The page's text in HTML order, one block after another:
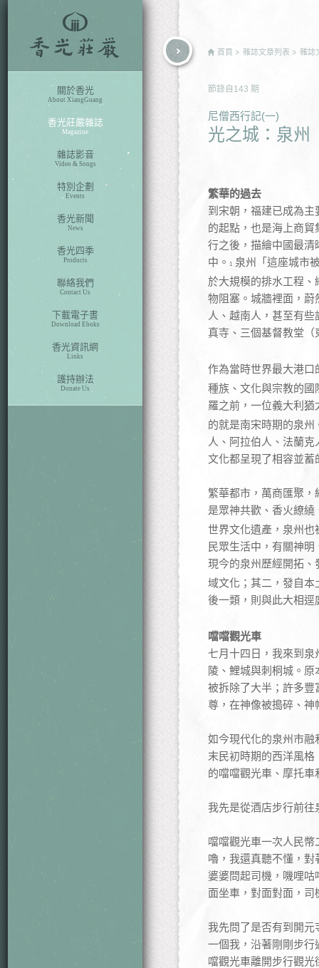
關於香光
About XiangGuang
香光莊嚴雜誌
Magazine
雜誌影音
Video & Songs
特別企劃
Events
香光新聞
News
香光四季
Products
聯絡我們
Contact Us
下載電子書
Download Eboks
香光資訊網
Links
護持辦法
Donate Us
首頁 雜誌文章列表 雜誌
節錄自 143 期
尼僧西行記(一)
光之城：泉州
繁華的過去
到宋朝，福建已成為
的起點，也是海上商
行之後，描繪中國最
中。 1 泉州「這座城市
於大規模的排水工程
物阻塞。城牆裡面，
人、越南人，甚至有
真寺、三個基督教堂
作為當時世界最大港
種族、文化與宗教的
羅之前，一位義大利
的就是南宋時期的泉
人、阿拉伯人、法蘭
文化都呈現了相容並蓄
繁華都市，萬商匯聚
是眾神共歡、香火繚
世界文化遺產，泉州
民眾生活中，有關神
現今的泉州歷經開拓
域文化；其二，發自
後一類，則與此大相
噹噹觀光車
七月十四日，我來到
陵、鯉城與刺桐城。
被拆除了大半；許多
尊，在神像被搗碎、
如今現代化的泉州市
末民初時期的西洋風
的噹噹觀光車、摩托
我先是從酒店步行前
噹噹觀光車一次人民
嚕，我還真聽不懂，
婆婆問起司機，嘰哩
面坐車，對面對面，
我先問了是否有到開
一個我，沿著剛剛步行
噹觀光車離開步行觀